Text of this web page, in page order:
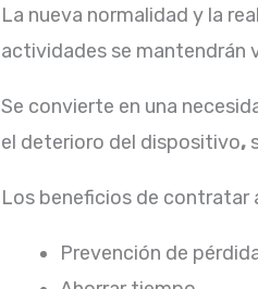
La nueva normalidad y la
actividades se mantendrán
Se convierte en una
el deterioro del dispositivo,
Los beneficios de contratar
Prevención de